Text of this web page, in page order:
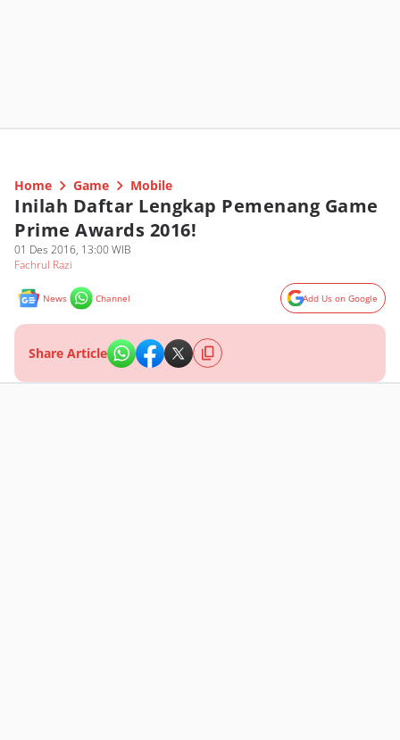
Home Game Mobile
Inilah Daftar Lengkap Pemenang Game
Prime Awards 2016!
01 Des 2016, 13:00 WIB
Fachrul Razi
News Channel Add Us on Google
Share Article